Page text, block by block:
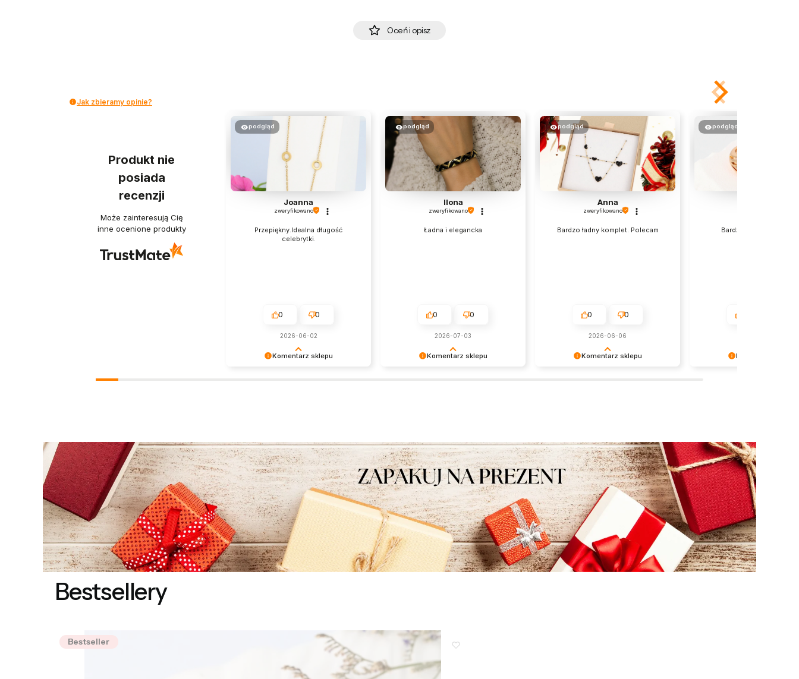
Oceń i opisz
Jak zbieramy opinie?
Produkt nie
posiada
recenzji
Może zainteresują Cię
inne ocenione produkty
Komentarz sklepu
podgląd
Joanna
zweryfikowano
Przepiękny.Idealna długość
celebrytki.
0 0
2026-06-02
Komentarz sklepu
podgląd
Ilona
zweryfikowano
Ładna i elegancka
0 0
2026-07-03
Komentarz sklepu
podgląd
Anna
zweryfikowano
Bardzo ładny komplet. Polecam
0 0
2026-06-06
Komentarz sklepu
podgląd
Bardzo fajny spełnił
Bestsellery
Bestseller